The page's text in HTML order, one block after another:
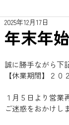
年末年
2025年12月17日
誠に勝手ながら下
【休業期間】２
１月５日より営業
ご迷惑をおかけし